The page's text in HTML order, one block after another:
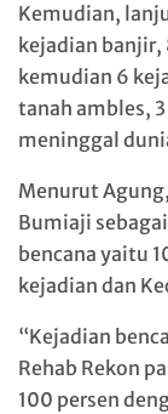
Kemudian,
kejadian
kemudian 6
tanah ambles,
meninggal
Menurut
Bumiaji
bencana yaitu
kejadian dan
“Kejadian
Rehab Rekon
100 persen